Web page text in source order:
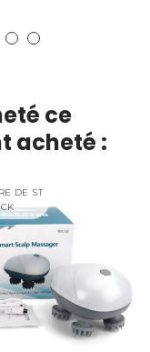
ce
acheté :
DE ST